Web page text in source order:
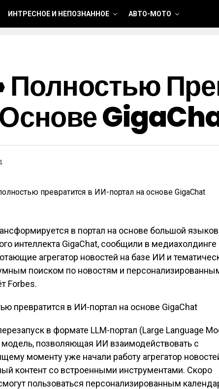
ИНТРЕСНОЕ И НЕПОЗНАННОЕ АВТО-МОТО
Полностью
в портал на основе большой
интеллекта GigaChat, сообщили в медиахолдинге
агрегатор новостей на базе ИИ и
поиском по новостям и
Forbes.
в формате LLM-портал (Large Language
позволяющая ИИ взаимодействовать с
моменту уже начали работу агрегатор
контент со встроенными инструментами. Скоро
пользоваться персонализированным